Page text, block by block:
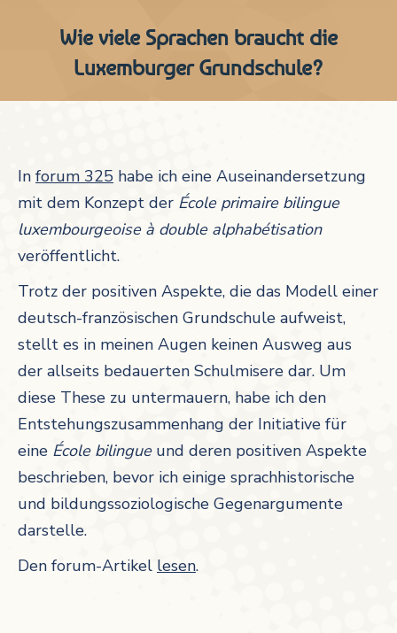
Wie viele Sprachen braucht die
Luxemburger Grundschule?
In forum 325 habe ich eine Auseinandersetzung
mit dem Konzept der École primaire bilingue
luxembourgeoise à double alphabétisation
veröffentlicht.
Trotz der positiven Aspekte, die das Modell einer
deutsch-französischen Grundschule aufweist,
stellt es in meinen Augen keinen Ausweg aus
der allseits bedauerten Schulmisere dar. Um
diese These zu untermauern, habe ich den
Entstehungszusammenhang der Initiative für
eine École bilingueund deren positiven Aspekte
beschrieben, bevor ich einige sprachhistorische
und bildungssoziologische Gegenargumente
darstelle.
Den forum-Artikel lesen.